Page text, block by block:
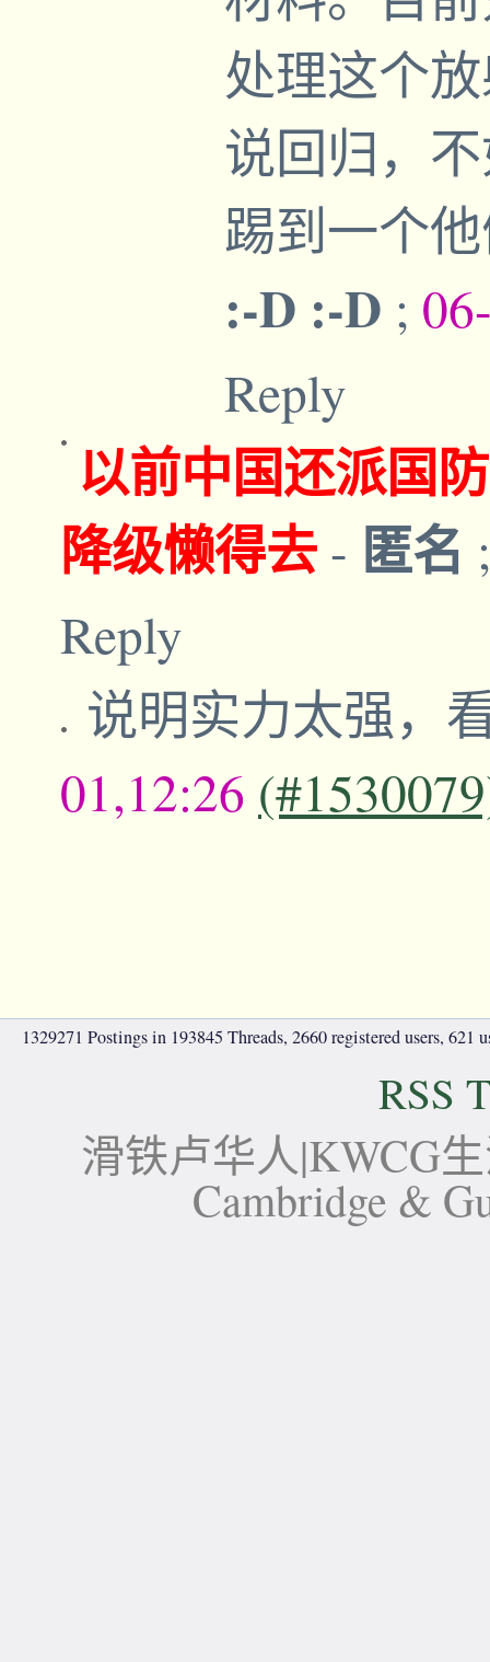
处理这个
说回归，
踢到一个
:-D :-D ;
Reply
以前中国还派国
降级懒得去 - 匿名
Reply
说明实力太强，
01,12:26
1329271 Postings in 193845 Threads, 2660 registered users, 621
RSS
滑铁卢华人|KWCG
Cambridge &